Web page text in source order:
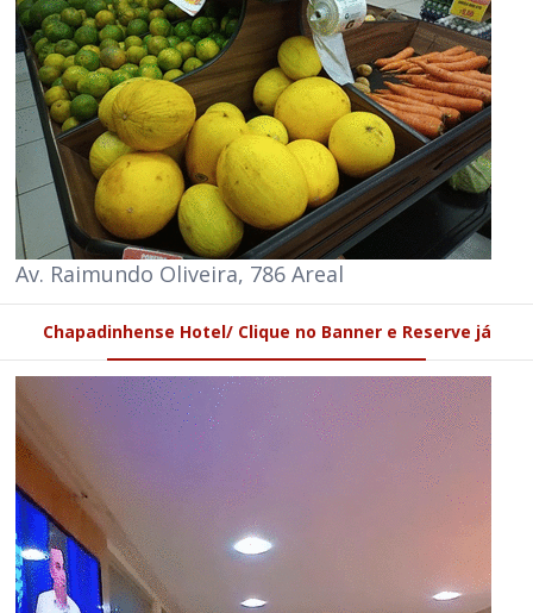
Av. Raimundo Oliveira, 786 Areal
Chapadinhense Hotel/ Clique no Banner e Reserve já